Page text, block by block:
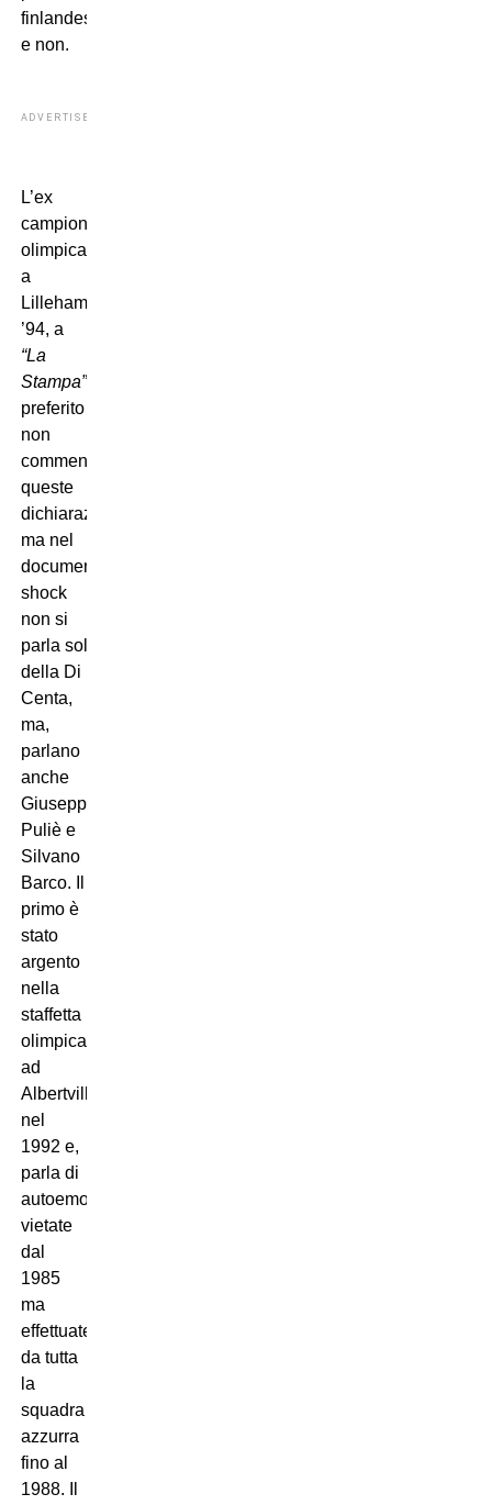
finlandesi
e non.
ADVERTISEMENT
L’ex
campionessa
olimpica
a
Lillehamer
’94, a
“La
Stampa”ha
preferito
non
commentare
queste
dichiarazioni;
ma nel
documentario
shock
non si
parla solo
della Di
Centa,
ma,
parlano
anche
Giuseppe
Puliè e
Silvano
Barco. Il
primo è
stato
argento
nella
staffetta
olimpica
ad
Albertville
nel
1992 e,
parla di
autoemotrasfusioni
vietate
dal
1985
ma
effettuate
da tutta
la
squadra
azzurra
fino al
1988. Il